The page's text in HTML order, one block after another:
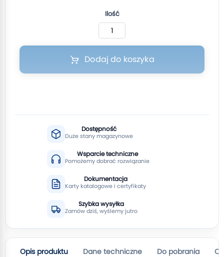
Ilość
Dodaj do koszyka
Dostępność
Duże stany magazynowe
Wsparcie techniczne
Pomożemy dobrać rozwiązanie
Dokumentacja
Karty katalogowe i certyfikaty
Szybka wysyłka
Zamów dziś, wyślemy jutro
Opis produktu Dane techniczne Do pobrania